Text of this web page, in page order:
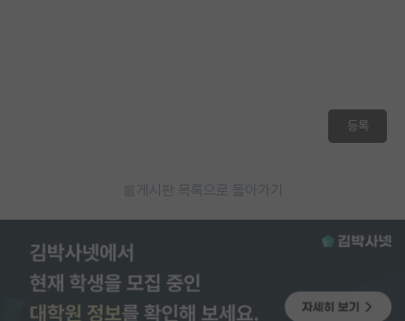
등록
게시판 목록으로 돌아가기